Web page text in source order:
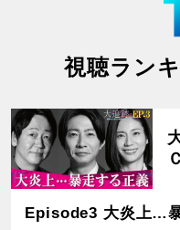
視聴ラン
Episode3 大炎上…